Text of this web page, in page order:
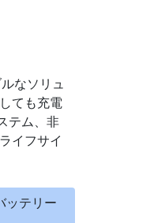
なソリュ
ても充電
テム、非
イフサイ
ッテリー